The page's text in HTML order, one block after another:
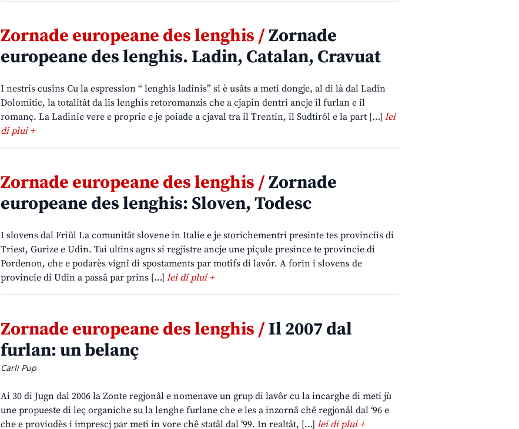
Zornade europeane des lenghis /Zornade
europeane des lenghis. Ladin, Catalan, Cravuat
I nestris cusins Cu la espression “ lenghis ladinis” si è usâts a meti dongje, al di là dal Ladin
Dolomitic, la totalitât da lis lenghis retoromanzis che a cjapin dentri ancje il furlan e il
romanç. La Ladinie vere e proprie e je poiade a cjaval tra il Trentin, il Sudtirôl e la part […] lei
di plui +
Zornade europeane des lenghis /Zornade
europeane des lenghis: Sloven, Todesc
I slovens dal Friûl La comunitât slovene in Italie e je storichementri presinte tes provinciis di
Triest, Gurize e Udin. Tai ultins agns si regjistre ancje une piçule presince te provincie di
Pordenon, che e podarès vignî di spostaments par motîfs di lavôr. A forin i slovens de
provincie di Udin a passâ par prins […] lei di plui +
Zornade europeane des lenghis /Il 2007 dal
furlan: un belanç
Carli Pup
Ai 30 di Jugn dal 2006 la Zonte regjonâl e nomenave un grup di lavôr cu la incarghe di meti jù
une propueste di leç organiche su la lenghe furlane che e les a inzornâ chê regjonâl dal ‘96 e
che e proviodès i imprescj par meti in vore chê statâl dal ‘99. In realtât, […] lei di plui +